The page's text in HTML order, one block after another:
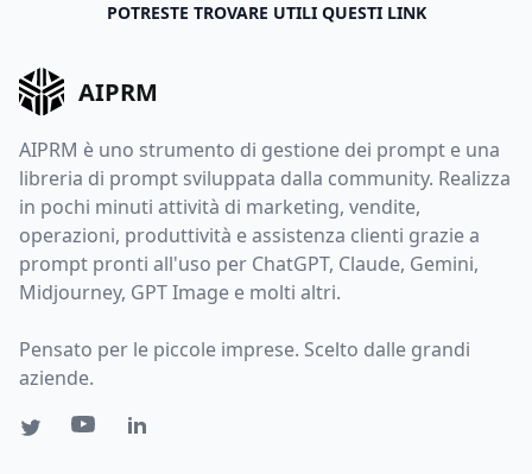
POTRESTE TROVARE UTILI QUESTI LINK
AIPRM
AIPRM è uno strumento di gestione dei prompt e una
libreria di prompt sviluppata dalla community. Realizza
in pochi minuti attività di marketing, vendite,
operazioni, produttività e assistenza clienti grazie a
prompt pronti all'uso per ChatGPT, Claude, Gemini,
Midjourney, GPT Image e molti altri.
Pensato per le piccole imprese. Scelto dalle grandi
aziende.